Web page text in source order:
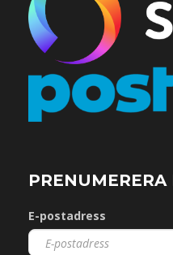
PRENUMERERA
E-postadress